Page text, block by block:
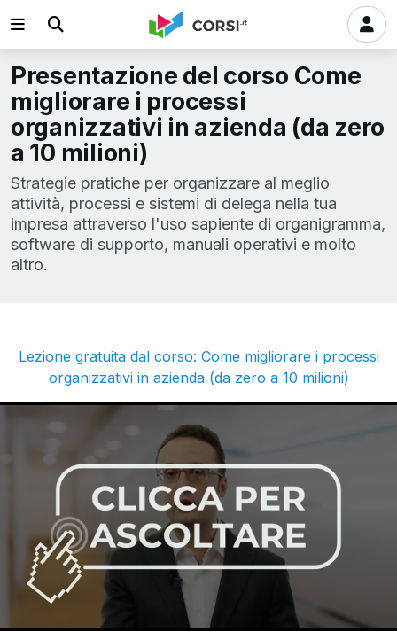
Presentazione del corso Come
migliorare i processi
organizzativi in azienda (da zero
a 10 milioni)
Strategie pratiche per organizzare al meglio
attività, processi e sistemi di delega nella tua
impresa attraverso l'uso sapiente di organigramma,
software di supporto, manuali operativi e molto
altro.
Lezione gratuita dal corso: Come migliorare i processi
organizzativi in azienda (da zero a 10 milioni)